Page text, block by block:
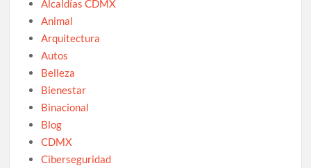
Alcaldías CDMX
Animal
Arquitectura
Autos
Belleza
Bienestar
Binacional
Blog
CDMX
Ciberseguridad